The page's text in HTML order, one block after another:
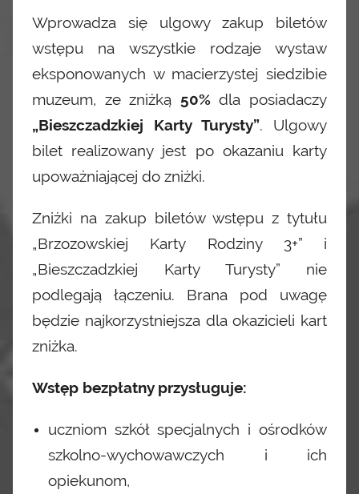
Wprowadza się ulgowy zakup biletów
wstępu na wszystkie rodzaje wystaw
eksponowanych w macierzystej siedzibie
muzeum, ze zniżką 50%dla posiadaczy
„Bieszczadzkiej Karty Turysty”. Ulgowy
bilet realizowany jest po okazaniu karty
upoważniającej do zniżki.
Zniżki na zakup biletów wstępu z tytułu
„Brzozowskiej Karty Rodziny 3+” i
„Bieszczadzkiej Karty Turysty” nie
podlegają łączeniu. Brana pod uwagę
będzie najkorzystniejsza dla okazicieli kart
zniżka.
Wstęp bezpłatny przysługuje:
uczniom szkół specjalnych i ośrodków
szkolno-wychowawczych i ich
opiekunom,